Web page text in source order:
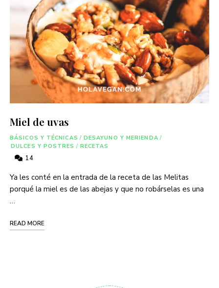
Miel de uvas
BÁSICOS Y TÉCNICAS / DESAYUNO Y MERIENDA /
DULCES Y POSTRES / RECETAS
14
Ya les conté en la entrada de la receta de las Melitas
porqué la miel es de las abejas y que no robárselas es una
…
READ MORE